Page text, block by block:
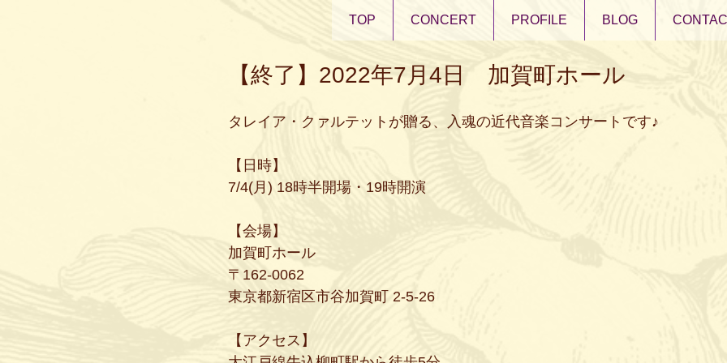
TOP CONCERT PROFILE BLOG
【終了】2022年7月4日 加賀町ホール
タレイア・クァルテットが贈る、入魂の近代音楽コンサートです♪
【日時】
7/4(月) 18時半開場・19時開演
【会場】
加賀町ホール
〒162-0062
東京都新宿区市谷加賀町 2-5-26
【アクセス】